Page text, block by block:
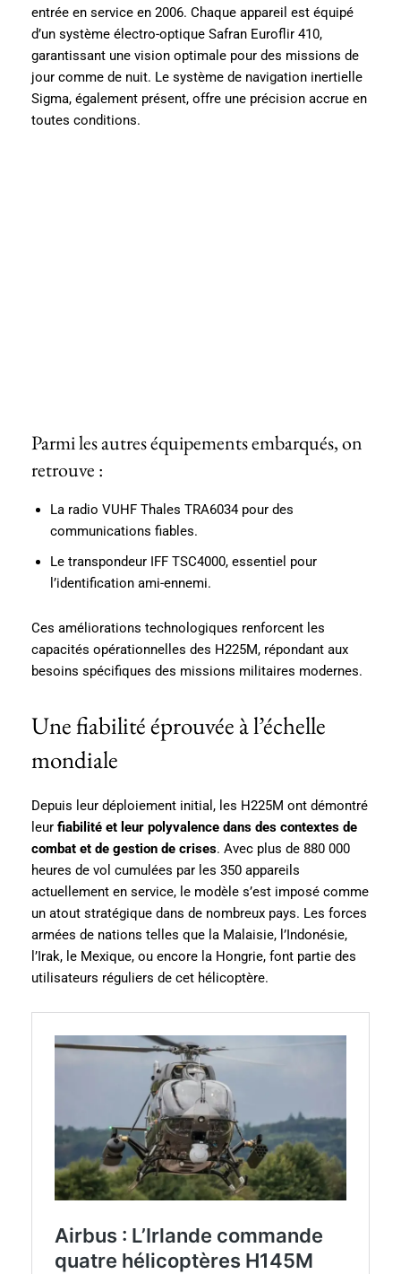
entrée en service en 2006. Chaque appareil est équipé
d’un système électro-optique Safran Euroflir 410,
garantissant une vision optimale pour des missions de
jour comme de nuit. Le système de navigation inertielle
Sigma, également présent, offre une précision accrue en
toutes conditions.
Parmi les autres équipements embarqués, on
retrouve :
La radio VUHF Thales TRA6034 pour des
communications fiables.
Le transpondeur IFF TSC4000, essentiel pour
l’identification ami-ennemi.
Ces améliorations technologiques renforcent les
capacités opérationnelles des H225M, répondant aux
besoins spécifiques des missions militaires modernes.
Une fiabilité éprouvée à l’échelle
mondiale
Depuis leur déploiement initial, les H225M ont démontré
leur fiabilité et leur polyvalence dans des contextes de
combat et de gestion de crises. Avec plus de 880 000
heures de vol cumulées par les 350 appareils
actuellement en service, le modèle s’est imposé comme
un atout stratégique dans de nombreux pays. Les forces
armées de nations telles que la Malaisie, l’Indonésie,
l’Irak, le Mexique, ou encore la Hongrie, font partie des
utilisateurs réguliers de cet hélicoptère.